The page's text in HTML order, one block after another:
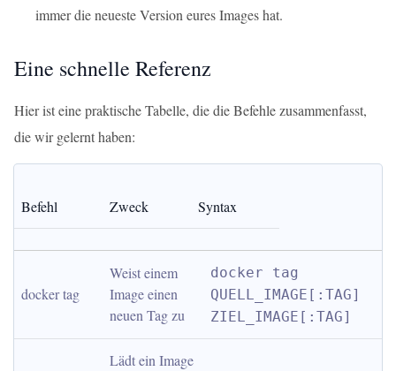
immer die neueste Version eures Images hat.
Eine schnelle Referenz
Hier ist eine praktische Tabelle, die die Befehle zusammenfasst,
die wir gelernt haben:
Befehl Zweck Syntax
docker tag
Weist einem
Image einen
neuen Tag zu
docker tag
QUELL_IMAGE[:TAG]
ZIEL_IMAGE[:TAG]
Lädt ein Image